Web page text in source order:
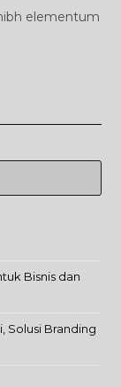
elementum
Bisnis dan
Solusi Branding